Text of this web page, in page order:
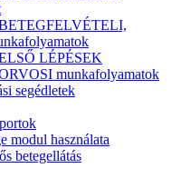
LÉPÉSEK
munkafolyamatok
segédletek
modul használata
betegellátás